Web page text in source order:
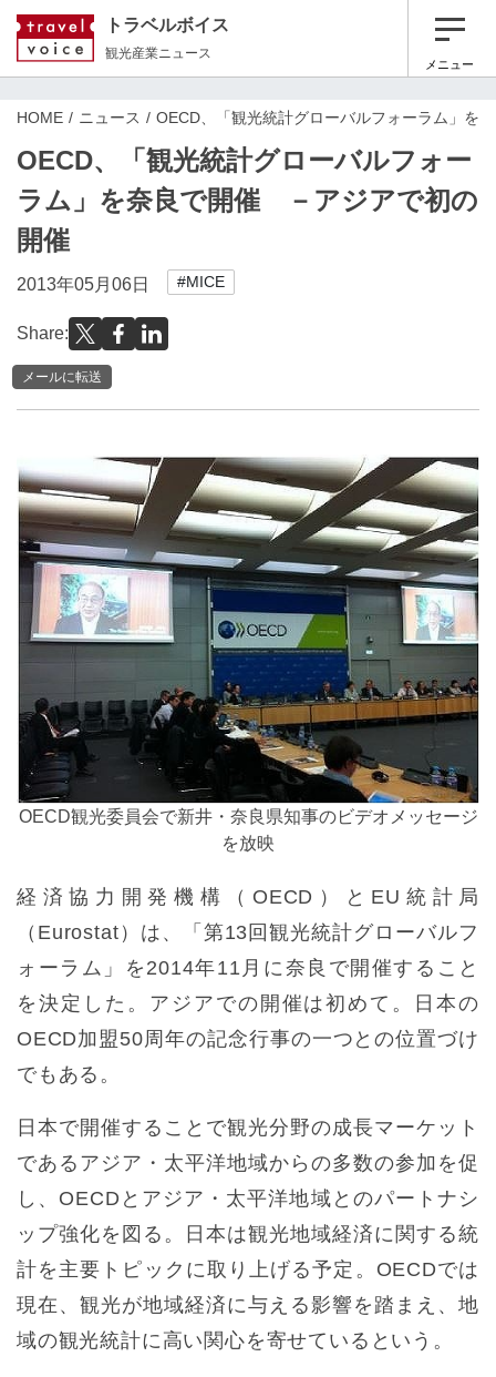
トラベルボイス
観光産業ニュース
メニュー
HOME ニュース OECD、「観光統計グローバルフォーラム」を
OECD、「観光統計グローバルフォー
ラム」を奈良で開催 －アジアで初の
開催
2013年05月06日 #MICE
Share:
メールに転送
OECD観光委員会で新井・奈良県知事のビデオメッセージ
を放映
経済協力開発機構（OECD）とEU統計局
（Eurostat）は、「第13回観光統計グローバルフ
ォーラム」を2014年11月に奈良で開催すること
を決定した。アジアでの開催は初めて。日本の
OECD加盟50周年の記念行事の一つとの位置づけ
でもある。
日本で開催することで観光分野の成長マーケット
であるアジア・太平洋地域からの多数の参加を促
し、OECDとアジア・太平洋地域とのパートナシ
ップ強化を図る。日本は観光地域経済に関する統
計を主要トピックに取り上げる予定。OECDでは
現在、観光が地域経済に与える影響を踏まえ、地
域の観光統計に高い関心を寄せているという。